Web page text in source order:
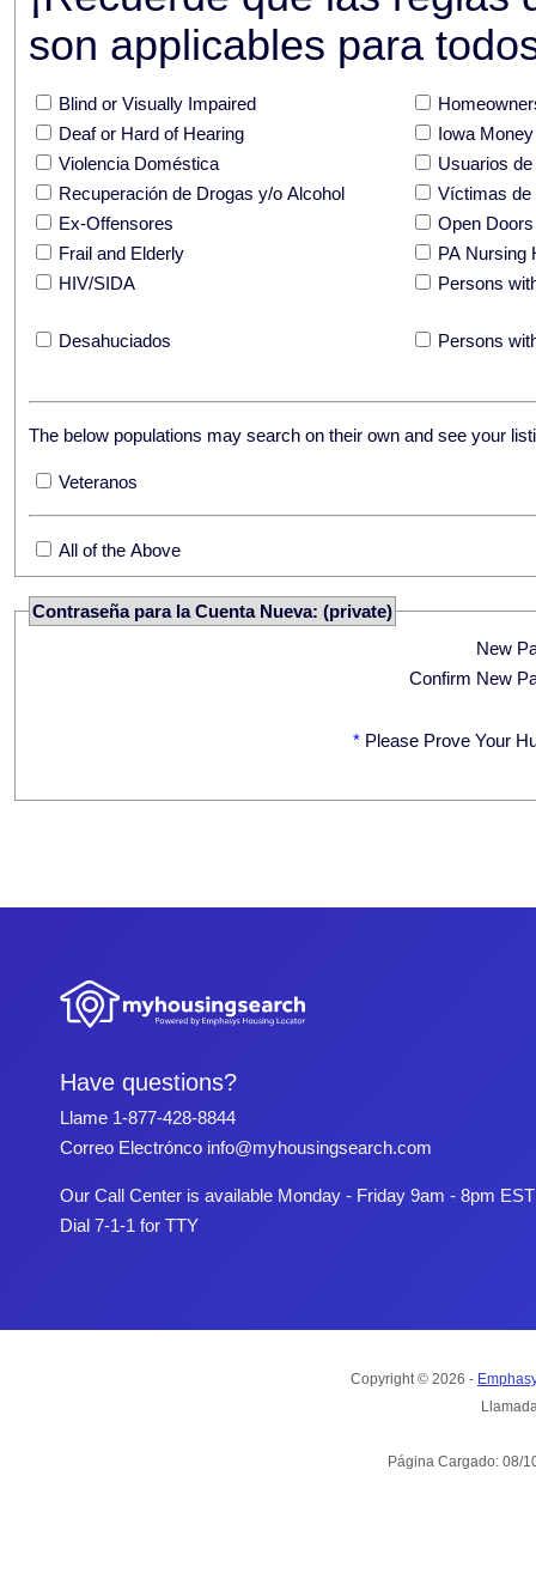
son applicables para
Blind or Visually Impaired
Deaf or Hard of Hearing
Iowa
Violencia Doméstica
Usuarios
Recuperación de Drogas y/o Alcohol
Víctimas
Ex-Offensores
Open
Frail and Elderly
PA Nursing
HIV/SIDA
Persons
Desahuciados Persons
The below populations may search on their own and see your
Veteranos
All of the Above
Contraseña para la Cuenta Nueva: (private)
New
Confirm New
* Please Prove Your
Have questions?
Llame 1-877-428-8844
Correo Electrónco info@myhousingsearch.com
Our Call Center is available Monday - Friday 9am - 8pm EST
Dial 7-1-1 for TTY
Copyright © 2026 -
Página Cargado: 08/